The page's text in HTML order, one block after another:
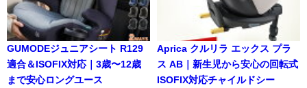
GUMODEジュニアシート R129
適合＆ISOFIX対応｜3歳〜12歳
まで安心ロングユース
Aprica クルリラ エックス プラ
ス AB｜新生児から安心の回転式
ISOFIX対応チャイルドシー